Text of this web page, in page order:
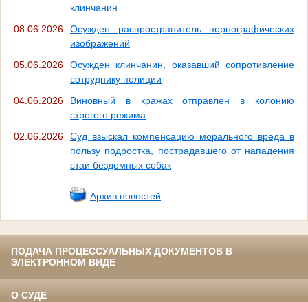
клинчанин
08.06.2026
Осужден распространитель порнографических
изображений
05.06.2026
Осужден клинчанин, оказавший сопротивление
сотруднику полиции
04.06.2026
Виновный в кражах отправлен в колонию
строгого режима
02.06.2026
Суд взыскал компенсацию морального вреда в
пользу подростка, пострадавшего от нападения
стаи бездомных собак
Архив новостей
ПОДАЧА ПРОЦЕССУАЛЬНЫХ ДОКУМЕНТОВ В
ЭЛЕКТРОННОМ ВИДЕ
О СУДЕ